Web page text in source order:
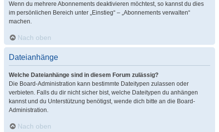
Wenn du mehrere Abonnements deaktivieren möchtest, so kannst du dies
im persönlichen Bereich unter „Einstieg“ – „Abonnements verwalten“
machen.
Nach oben
Dateianhänge
Welche Dateianhänge sind in diesem Forum zulässig?
Die Board-Administration kann bestimmte Dateitypen zulassen oder
verbieten. Falls du dir nicht sicher bist, welche Dateitypen du anhängen
kannst und du Unterstützung benötigst, wende dich bitte an die Board-
Administration.
Nach oben